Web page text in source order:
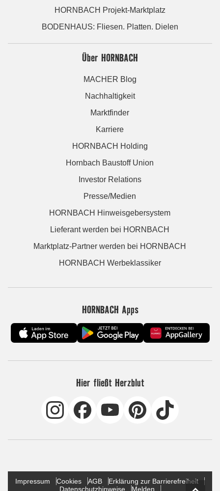
HORNBACH Projekt-Marktplatz
BODENHAUS: Fliesen. Platten. Dielen
Über HORNBACH
MACHER Blog
Nachhaltigkeit
Marktfinder
Karriere
HORNBACH Holding
Hornbach Baustoff Union
Investor Relations
Presse/Medien
HORNBACH Hinweisgebersystem
Lieferant werden bei HORNBACH
Marktplatz-Partner werden bei HORNBACH
HORNBACH Werbeklassiker
HORNBACH Apps
Hier fließt Herzblut
Impressum Cookies AGB
Erklärung zur Barrierefreiheit
Datenschutzhinweise
Melden